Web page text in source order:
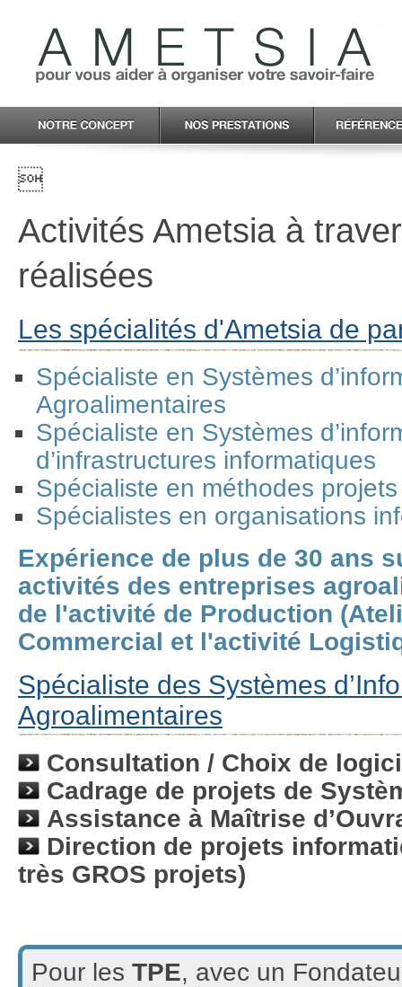

Activités Ametsia à
réalisées
Les spécialités d'Ametsia de
Spécialiste en Systèmes
Agroalimentaires
Spécialiste en Systèmes
d’infrastructures informatiques
Spécialiste en méthodes projets
Spécialistes en organisations
Expérience de plus de 30 ans
activités des entreprises
de l'activité de Production
Commercial et l'activité
Spécialiste des Systèmes
Agroalimentaires
Consultation / Choix de
Cadrage de projets de
Assistance à Maîtrise
Direction de projets
très GROS projets)
Pour les TPE, avec un